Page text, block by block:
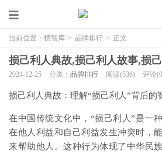
当前位置： 榜智库 > 品牌排行 > 正文
损己利人典故,损己利人故事,损
2024-12-25 分类： 品牌排行 阅读(536) 评论
损己利人典故：理解“损己利人”背后的
在中国传统文化中，“损己利人”是一
在他人利益和自己利益发生冲突时，
来帮助他人。这种行为体现了中华民